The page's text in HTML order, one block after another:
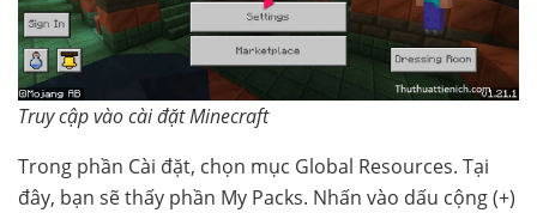
Truy cập vào cài đặt Minecraft
Trong phần Cài đặt, chọn mục Global Resources. Tại
đây, bạn sẽ thấy phần My Packs. Nhấn vào dấu cộng (+)